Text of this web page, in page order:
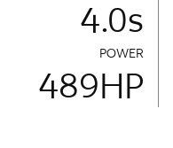
POWER
489HP
4.0s